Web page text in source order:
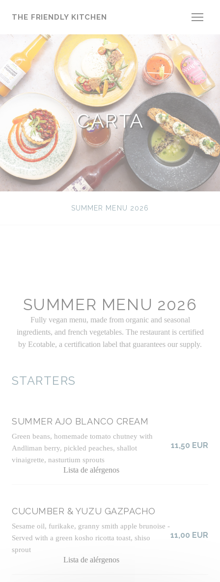
THE FRIENDLY KITCHEN
CARTA
SUMMER MENU 2026
SUMMER MENU 2026
Fully vegan menu, made from organic and seasonal
ingredients, and french vegetables. The restaurant is certified
by Ecotable, a certification label that guarantees our supply.
STARTERS
SUMMER AJO BLANCO CREAM
Green beans, homemade tomato chutney with
Andliman berry, pickled peaches, shallot
vinaigrette, nasturtium sprouts
Lista de alérgenos
11,50 EUR
CUCUMBER & YUZU GAZPACHO
Sesame oil, furikake, granny smith apple brunoise -
Served with a green kosho ricotta toast, shiso
sprout
Lista de alérgenos
11,00 EUR